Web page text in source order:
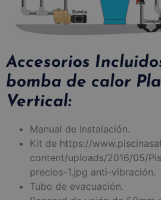
Accesorios
bomba de calor
Vertical:
Manual de Instalación.
Kit de https://
content/uploads/2016/05/
precios-1.jpg anti-vibración.
Tubo de evacuación.